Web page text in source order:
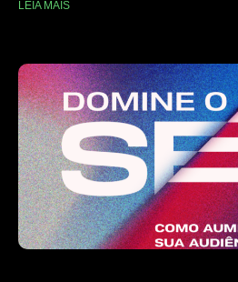
LEIA MAIS